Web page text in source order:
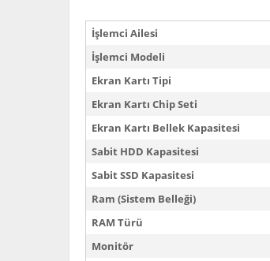
İşlemci Ailesi
İşlemci Modeli
Ekran Kartı Tipi
Ekran Kartı Chip Seti
Ekran Kartı Bellek Kapasitesi
Sabit HDD Kapasitesi
Sabit SSD Kapasitesi
Ram (Sistem Belleği)
RAM Türü
Monitör